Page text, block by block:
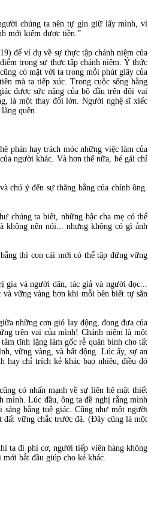
chúng ta nên tự gìn giữ lấy mình, vì
mới kiếm được tiền.”
để ví dụ về sự thực tập chánh niệm của
trong sự thực tập chánh niệm. Ý thức
có mặt với ta trong mỗi phút giây của
mà ta tiếp xúc. Trong cuộc sống hằng
được sức nặng của bộ đầu trên đôi vai
là một thay đổi lớn. Người nghệ sĩ xiếc
quên.
phán hay trách móc những việc làm của
người khác. Và hơn thế nữa, bé gái chỉ
chú ý đến sự thăng bằng của chính ông.
chúng ta biết, những bậc cha mẹ có thể
không nên nói... nhưng không có gì ảnh
thì con cái mới có thể tập đứng vững
gia và người dân, tác giả và người đọc...
và vững vàng hơn khi mỗi bên biết tự săn
những cơn gió lay động, đong đưa của
trên vai của mình! Chánh niệm là một
tĩnh lặng làm gốc rễ quân bình cho tất
vững vàng, và bất động. Lúc ấy, sự an
hay chỉ trích kẻ khác bao nhiêu, điều đó
có nhấn mạnh về sự liên hệ mật thiết
mình. Lúc đầu, ông ta đề nghị rằng mình
bằng tuệ giác. Cũng như một người
đất vững chắc trước đã. (Đây cũng là một
ta đi phi cơ, người tiếp viên hàng không
bắt đầu giúp cho kẻ khác.